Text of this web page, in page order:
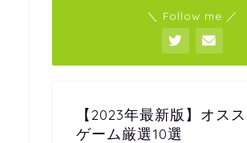
＼ Follow me ／
【2023年最新版】オス
ゲーム厳選10選